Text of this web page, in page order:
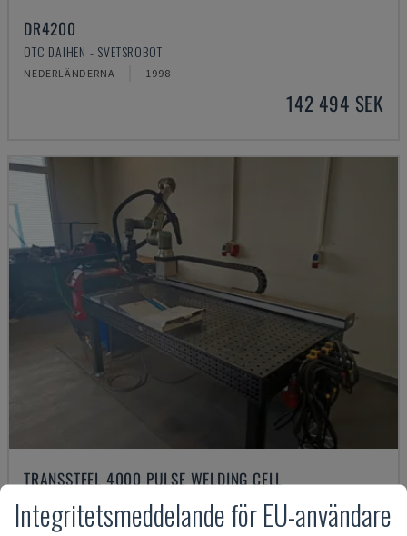
DR4200
OTC DAIHEN - SVETSROBOT
NEDERLÄNDERNA 1998
142 494 SEK
TRANSSTEEL 4000 PULSE WELDING CELL
FRONIUS - SVETSROBOT
TYSKLAND 2025
Integritetsmeddelande för EU-användare